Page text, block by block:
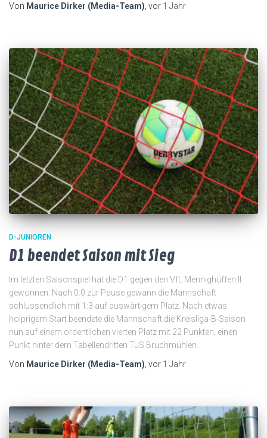
Von Maurice Dirker (Media-Team) , vor 1 Jahr
D-JUNIOREN
D1 beendet Saison mit Sieg
Im letzten Saisonspiel hat die D1 gegen den VfL Mennighüffen II
gewonnen. Nach 0:0 zur Pause gewann die Mannschaft
schlussendlich mit 1:3 auf auswärtigem Platz. Nach etwas
holprigem Start beendete die Mannschaft die Kreisliga-B-Saison
nun auf einem ordentlichen vierten Platz mit 22 Punkten, einen
Punkt hinter dem Tabellendritten TuS Bruchmühlen.
Von Maurice Dirker (Media-Team), vor 1 Jahr